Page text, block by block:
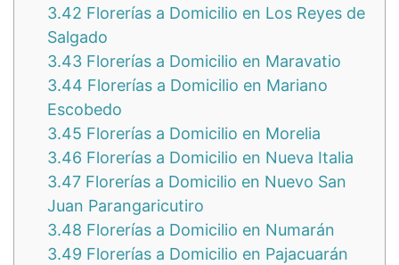
3.42 Florerías a Domicilio en Los Reyes de
Salgado
3.43 Florerías a Domicilio en Maravatio
3.44 Florerías a Domicilio en Mariano
Escobedo
3.45 Florerías a Domicilio en Morelia
3.46 Florerías a Domicilio en Nueva Italia
3.47 Florerías a Domicilio en Nuevo San
Juan Parangaricutiro
3.48 Florerías a Domicilio en Numarán
3.49 Florerías a Domicilio en Pajacuarán